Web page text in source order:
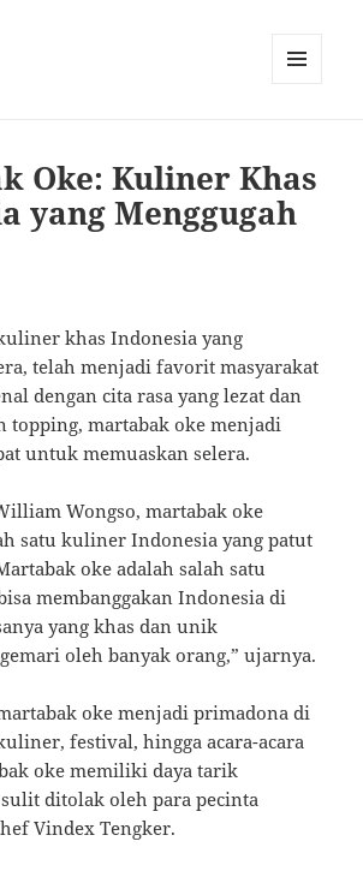
Oke: Kuliner Khas
yang Menggugah
khas Indonesia yang
telah menjadi favorit masyarakat
dengan cita rasa yang lezat dan
topping, martabak oke menjadi
untuk memuaskan selera.
Wongso, martabak oke
satu kuliner Indonesia yang patut
oke adalah salah satu
membanggakan Indonesia di
yang khas dan unik
oleh banyak orang,” ujarnya.
oke menjadi primadona di
festival, hingga acara-acara
oke memiliki daya tarik
ditolak oleh para pecinta
Vindex Tengker.